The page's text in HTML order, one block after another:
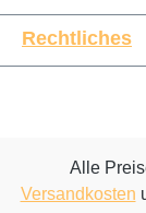
Rechtliches
Alle
Versandkosten